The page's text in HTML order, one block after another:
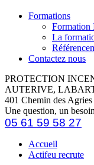
Formations
Formation
La
Contactez nous
PROTECTION
AUTERIVE,
401 Chemin des
Une question, un
05 61 59 58 27
Accueil
Actifeu recrute